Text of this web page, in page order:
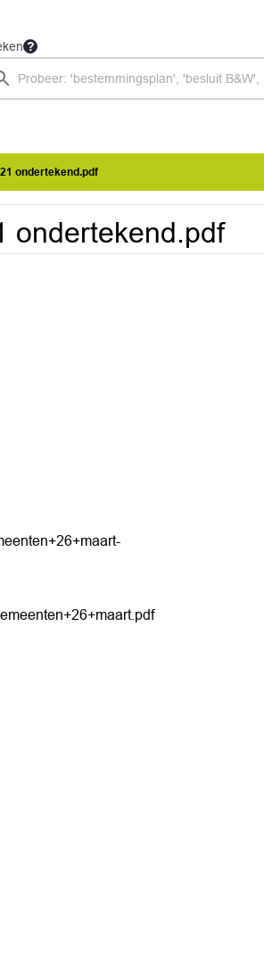
ondertekend.pdf
ondertekend.pdf